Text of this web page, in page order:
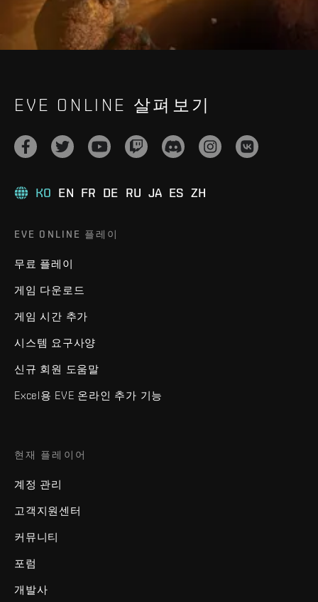
EVE ONLINE 살펴보기
KO EN FR DE RU JA ES ZH
EVE ONLINE 플레이
무료 플레이
게임 다운로드
게임 시간 추가
시스템 요구사양
신규 회원 도움말
Excel용 EVE 온라인 추가 기능
현재 플레이어
계정 관리
고객지원센터
커뮤니티
포럼
개발사